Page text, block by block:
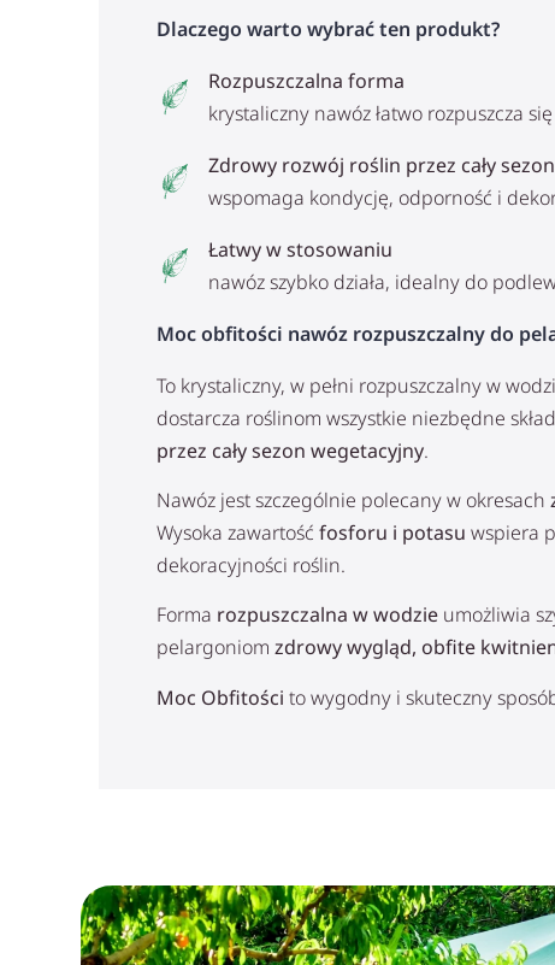
Dlaczego warto wybrać ten produkt?
Rozpuszczalna forma
krystaliczny nawóz łatwo rozpuszcza
Zdrowy rozwój roślin przez cały sezon
wspomaga kondycję, odporność i
Łatwy w stosowaniu
nawóz szybko działa, idealny do
Moc obfitości nawóz rozpuszczalny do
To krystaliczny, w pełni rozpuszczalny w
dostarcza roślinom wszystkie niezbędne
przez cały sezon wegetacyjny.
Nawóz jest szczególnie polecany w okresach
Wysoka zawartość fosforu i potasu wspiera
dekoracyjności roślin.
Forma rozpuszczalna w wodzieumożliwia
pelargoniom zdrowy wygląd, obfite
Moc Obfitości to wygodny i skuteczny